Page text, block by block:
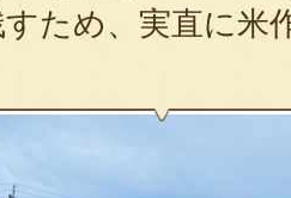
ため、実直に米